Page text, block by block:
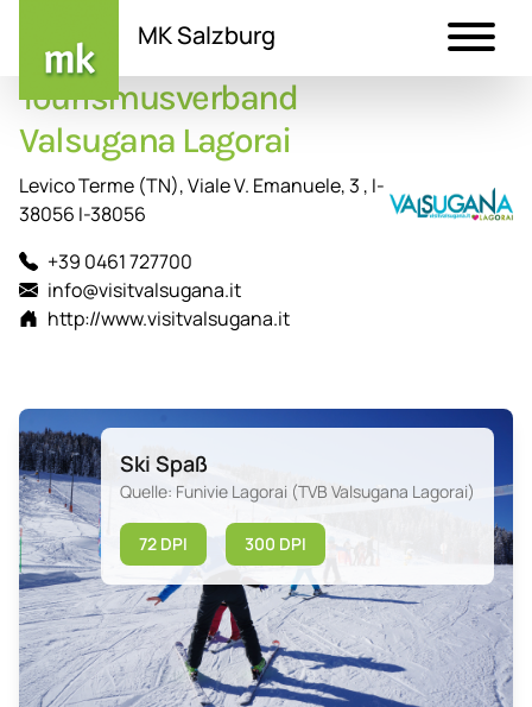
Inhalt
MK Salzburg
Tourismusverband
Valsugana Lagorai
Levico Terme (TN), Viale V. Emanuele, 3 , I-
38056 I-38056
+39 0461 727700
info@visitvalsugana.it
http://www.visitvalsugana.it
Ski Spaß
Quelle: Funivie Lagorai (TVB Valsugana Lagorai)
72 DPI 300 DPI